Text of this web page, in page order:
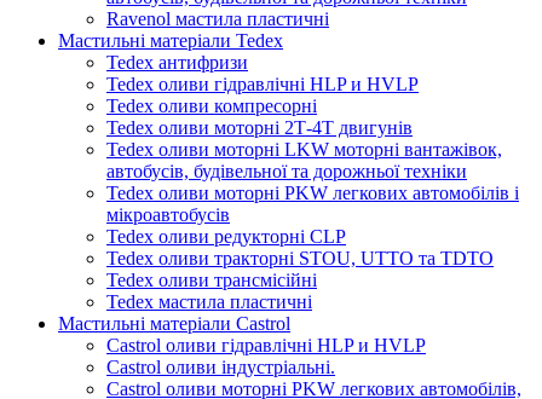
Ravenol мастила пластичні
Мастильні матеріали Tedex
Tedex антифризи
Tedex оливи гідравлічні HLP и HVLP
Tedex оливи компресорні
Tedex оливи моторні 2Т-4Т двигунів
Tedex оливи моторні LKW моторні вантажівок,
автобусів, будівельної та дорожньої техніки
Tedex оливи моторні PKW легкових автомобілів і
мікроавтобусів
Tedex оливи редукторні CLP
Tedex оливи тракторні STOU, UTTO та TDTO
Tedex оливи трансмісійні
Tedex мастила пластичні
Мастильні матеріали Castrol
Castrol оливи гідравлічні HLP и HVLP
Castrol оливи індустріальні.
Castrol оливи моторні PKW легкових автомобілів,